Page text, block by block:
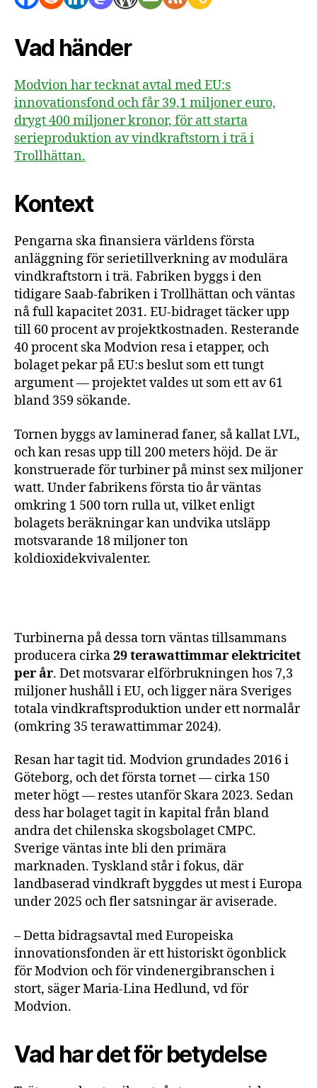
Vad händer
Modvion har tecknat avtal med EU:s
innovationsfond och får 39,1 miljoner euro,
drygt 400 miljoner kronor, för att starta
serieproduktion av vindkraftstorn i trä i
Trollhättan.
Kontext
Pengarna ska finansiera världens första
anläggning för serietillverkning av modulära
vindkraftstorn i trä. Fabriken byggs i den
tidigare Saab-fabriken i Trollhättan och väntas
nå full kapacitet 2031. EU-bidraget täcker upp
till 60 procent av projektkostnaden. Resterande
40 procent ska Modvion resa i etapper, och
bolaget pekar på EU:s beslut som ett tungt
argument — projektet valdes ut som ett av 61
bland 359 sökande.
Tornen byggs av laminerad faner, så kallat LVL,
och kan resas upp till 200 meters höjd. De är
konstruerade för turbiner på minst sex miljoner
watt. Under fabrikens första tio år väntas
omkring 1 500 torn rulla ut, vilket enligt
bolagets beräkningar kan undvika utsläpp
motsvarande 18 miljoner ton
koldioxidekvivalenter.
Turbinerna på dessa torn väntas tillsammans
producera cirka29 terawattimmar elektricitet
per år. Det motsvarar elförbrukningen hos 7,3
miljoner hushåll i EU, och ligger nära Sveriges
totala vindkraftsproduktion under ett normalår
(omkring 35 terawattimmar 2024).
Resan har tagit tid. Modvion grundades 2016 i
Göteborg, och det första tornet — cirka 150
meter högt — restes utanför Skara 2023. Sedan
dess har bolaget tagit in kapital från bland
andra det chilenska skogsbolaget CMPC.
Sverige väntas inte bli den primära
marknaden. Tyskland står i fokus, där
landbaserad vindkraft byggdes ut mest i Europa
under 2025 och fler satsningar är aviserade.
– Detta bidragsavtal med Europeiska
innovationsfonden är ett historiskt ögonblick
för Modvion och för vindenergibranschen i
stort, säger Maria-Lina Hedlund, vd för
Modvion.
Vad har det för betydelse